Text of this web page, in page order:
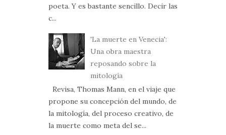
poeta. Y es bastante sencillo. Decir las
c...
'La muerte en Venecia':
Una obra maestra
reposando sobre la
mitología
Revisa, Thomas Mann, en el viaje que
propone su concepción del mundo, de
la mitología, del proceso creativo, de
la muerte como meta del se...